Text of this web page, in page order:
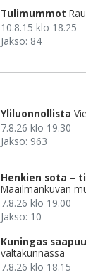
Tulimummot
10.8.15 klo 18.25
Jakso: 84
Yliluonnollista
7.8.26 klo 19.30
Jakso: 963
Henkien sota –
Maailmankuvan
7.8.26 klo 19.00
Jakso: 10
Kuningas saapuu
valtakunnassa
7.8.26 klo 18.15